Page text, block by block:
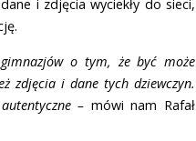
i zdjęcia wyciekły do sieci,
gimnazjów o tym, że być może
zdjęcia i dane tych dziewczyn.
– mówi nam Rafał